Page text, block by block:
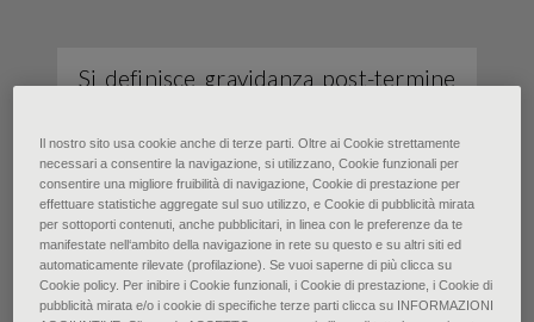
Si definisce gravidanza post-termine
supera le 42 settimane, mentre per
gravidanza tardiva si intendono le
gestazioni fra 41 + 0 e 41 + 6
settimane. Una datazione accurata,
da eseguirsi nel primo trimestre, è
Il nostro sito usa cookie anche di terze parti. Oltre ai Cookie strettamente
necessari a consentire la navigazione, si utilizzano, Cookie funzionali per
consentire una migliore fruibilità di navigazione, Cookie di prestazione per
effettuare statistiche aggregate sul suo utilizzo, e Cookie di pubblicità mirata
per sottoporti contenuti, anche pubblicitari, in linea con le preferenze da te
manifestate nell‘ambito della navigazione in rete su questo e su altri siti ed
automaticamente rilevate (profilazione). Se vuoi saperne di più clicca su
Cookie policy. Per inibire i Cookie funzionali, i Cookie di prestazione, i Cookie di
pubblicità mirata e/o i cookie di specifiche terze parti clicca su INFORMAZIONI